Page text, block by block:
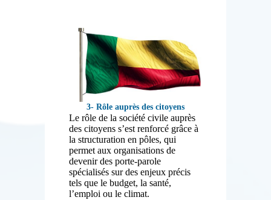
3- Rôle auprès des citoyens
Le rôle de la société civile auprès
des citoyens s’est renforcé grâce à
la structuration en pôles, qui
permet aux organisations de
devenir des porte-parole
spécialisés sur des enjeux précis
tels que le budget, la santé,
l’emploi ou le climat.